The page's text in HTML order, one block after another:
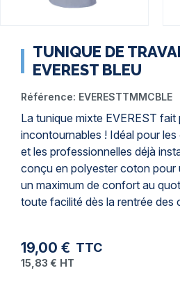
TUNIQUE DE
EVEREST BLEU
Référence: EVERESTTMMCBLE
La tunique mixte EVEREST fait
incontournables ! Idéal pour
et les professionnelles déjà
conçu en polyester coton pour
un maximum de confort au
toute facilité dès la rentrée des
19,00 € TTC
15,83 € HT